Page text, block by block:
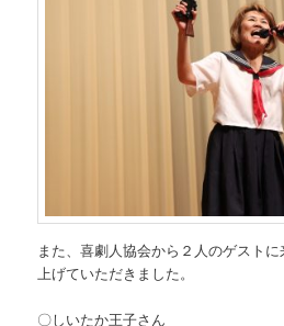
また、喜劇人協会から２人のゲスト
上げていただきました。
〇しいたか王子さん